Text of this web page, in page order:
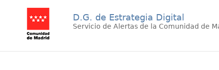
D.G. de Estrategia Digital
Servicio de Alertas de la Comunidad de